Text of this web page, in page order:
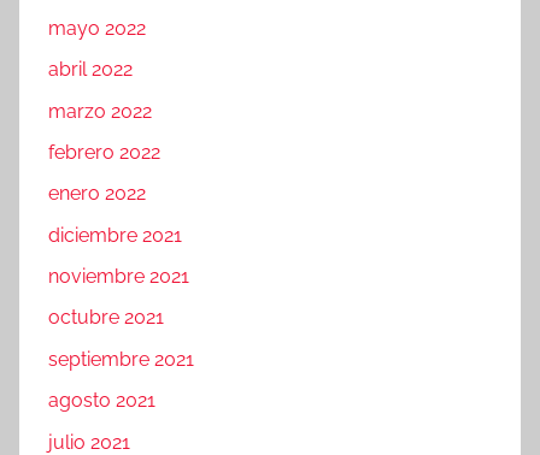
mayo 2022
abril 2022
marzo 2022
febrero 2022
enero 2022
diciembre 2021
noviembre 2021
octubre 2021
septiembre 2021
agosto 2021
julio 2021